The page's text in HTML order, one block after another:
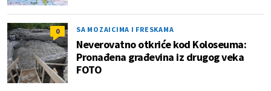
0 SA MOZAICIMA I FRESKAMA
Neverovatno otkriće kod Koloseuma:
Pronađena građevina iz drugog veka
FOTO